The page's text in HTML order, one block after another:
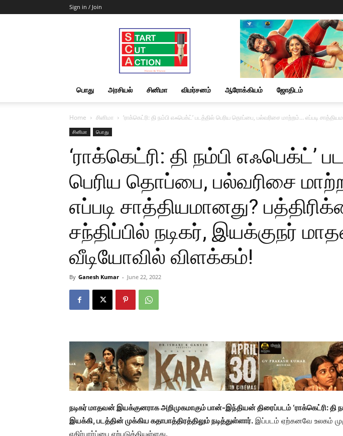
Sign in / Join
Start
Cut
Action
|
News
&
பொது அரசியல் சினிமா விமர்சனம் ஆரோக்கியம் ஜோதிடம்
Home சினிமா ‘ராக்கெட்ரி: தி நம்பி எஃபெக்ட்’ படத்தில் பெரிய தொப்பை, பல்வரிசை மாற்றம்… எப்படி
சினிமா பொது
‘ராக்கெட்ரி: தி நம்பி எஃபெக்ட்’
பெரிய தொப்பை, பல்வரிசை
எப்படி சாத்தியமானது?
சந்திப்பில் நடிகர், இயக்குநர்
வீடியோவில் விளக்கம்!
By Ganesh Kumar - June 22, 2022
நடிகர் மாதவன் இயக்குனராக அறிமுகமாகும் பான்-இந்தியன் திரைப்படம் ‘ராக்கெட்ரி: தி
இயக்கி, படத்தின் முக்கிய கதாபாத்திரத்திலும் நடித்துள்ளார். இப்படம் ஏற்கனவே உலகம்
எதிர்பார்ப்பை ஏற்படுத்தியுள்ளது.